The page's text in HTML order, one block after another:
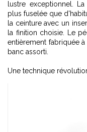
lustre exceptionnel.
plus fuselée que
la ceinture avec un
la finition choisie. Le
entièrement fabriquée
banc assorti.
Une technique